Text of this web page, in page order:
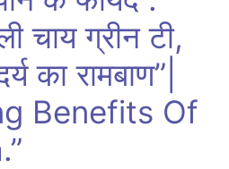
चाय ग्रीन टी,
का रामबाण”|
Benefits Of